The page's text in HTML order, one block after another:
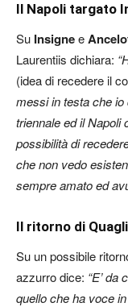
Il Napoli targato
Su Insignee
Laurentiis dichiara:
(idea di recedere il
messi in testa che
triennale ed il Napoli
possibilità di
che non vedo
sempre amato ed
Il ritorno di
Su un possibile
azzurro dice: “E’ da
quello che ha voce